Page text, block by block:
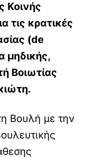
Κοινής
τις κρατικές
(de
μηδικής,
Βοιωτίας
Βουλή με την